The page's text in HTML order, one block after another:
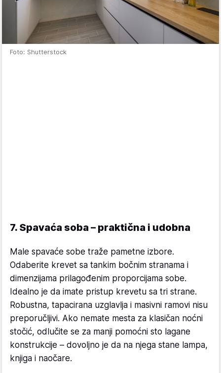
Foto: Shutterstock
7. Spavaća soba – praktična i udobna
Male spavaće sobe traže pametne izbore.
Odaberite krevet sa tankim bočnim stranama i
dimenzijama prilagođenim proporcijama sobe.
Idealno je da imate pristup krevetu sa tri strane.
Robustna, tapacirana uzglavlja i masivni ramovi nisu
preporučljivi. Ako nemate mesta za klasičan noćni
stočić, odlučite se za manji pomoćni sto lagane
konstrukcije – dovoljno je da na njega stane lampa,
knjiga i naočare.